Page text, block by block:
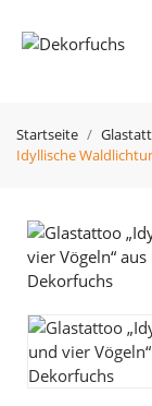
Startseite
Idyllische